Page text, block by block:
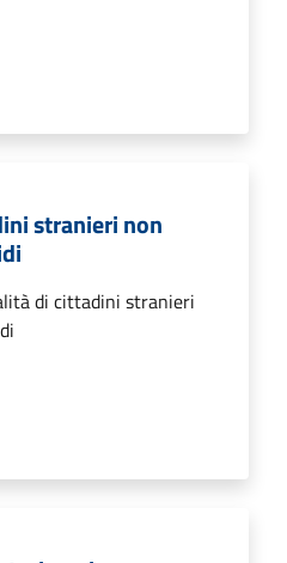
stranieri non
di cittadini stranieri